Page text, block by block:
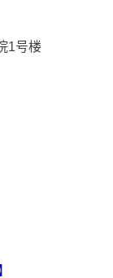
1号楼